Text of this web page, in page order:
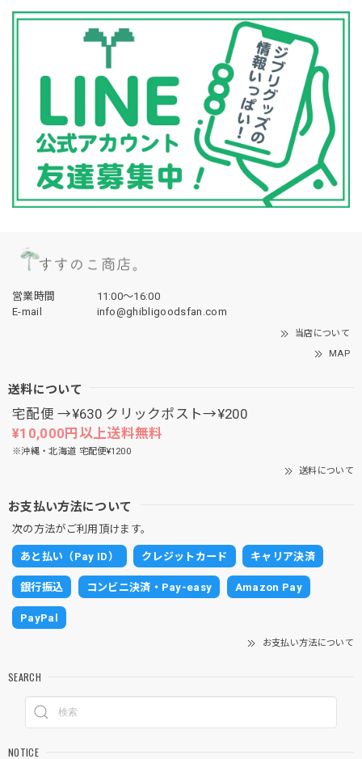
営業時間
11:00〜16:00
E-mail
info@ghibligoodsfan.com
当店について
MAP
送料について
宅配便 →¥630 クリックポスト→¥200
¥10,000円以上送料無料
※沖縄・北海道 宅配便¥1200
送料について
お支払い方法について
次の方法がご利用頂けます。
あと払い（Pay ID） クレジットカード キャリア決済
銀行振込 コンビニ決済・Pay-easy Amazon Pay
PayPal
お支払い方法について
SEARCH
NOTICE